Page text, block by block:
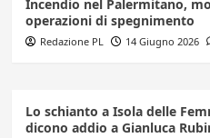
Incendio nel Palermitano,
operazioni di spegnimento
Redazione PL 14 Giugno 2026
Lo schianto a Isola delle
dicono addio a Gianluca